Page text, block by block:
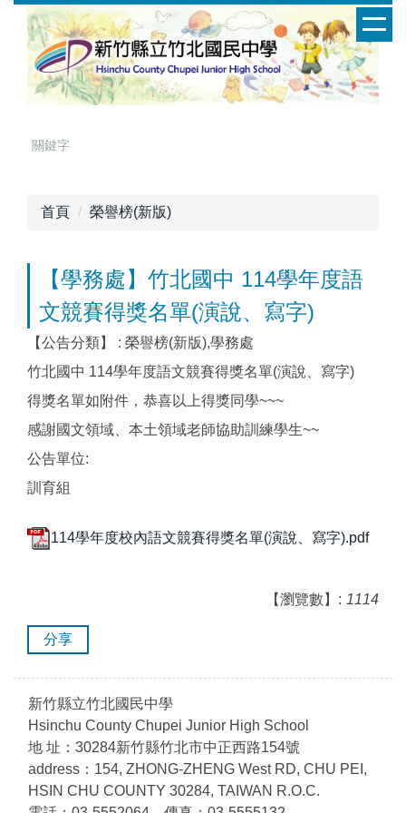
首頁 榮譽榜(新版)
【學務處】竹北國中 114學年度語
文競賽得獎名單(演說、寫字)
【公告分類】 : 榮譽榜(新版),學務處
竹北國中 114學年度語文競賽得獎名單(演說、寫字)
得獎名單如附件，恭喜以上得獎同學~~~
感謝國文領域、本土領域老師協助訓練學生~~
公告單位:
訓育組
114學年度校內語文競賽得獎名單(演說、寫字).pdf
【瀏覽數】: 1114
分享
新竹縣立竹北國民中學
Hsinchu County Chupei Junior High School
地 址：30284新竹縣竹北市中正西路154號
address：154, ZHONG-ZHENG West RD, CHU PEI,
HSIN CHU COUNTY 30284, TAIWAN R.O.C.